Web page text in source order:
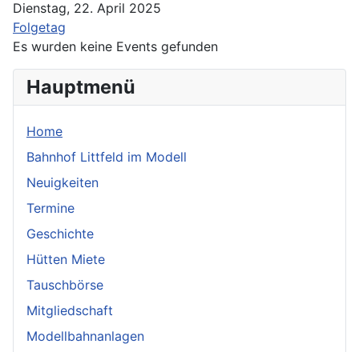
Dienstag, 22. April 2025
Folgetag
Es wurden keine Events gefunden
Hauptmenü
Home
Bahnhof Littfeld im Modell
Neuigkeiten
Termine
Geschichte
Hütten Miete
Tauschbörse
Mitgliedschaft
Modellbahnanlagen